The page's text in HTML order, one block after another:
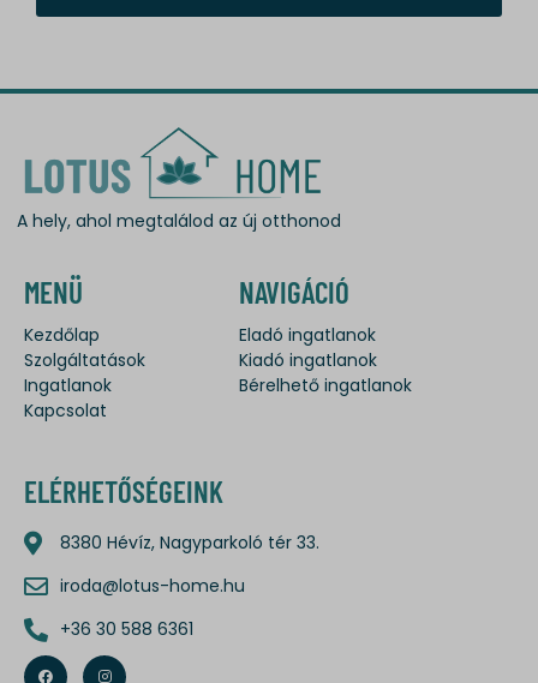
A hely, ahol megtalálod az új otthonod
MENÜ
Kezdőlap
Szolgáltatások
Ingatlanok
Kapcsolat
NAVIGÁCIÓ
Eladó ingatlanok
Kiadó ingatlanok
Bérelhető ingatlanok
ELÉRHETŐSÉGEINK
8380 Hévíz, Nagyparkoló tér 33.
iroda@lotus-home.hu
+36 30 588 6361